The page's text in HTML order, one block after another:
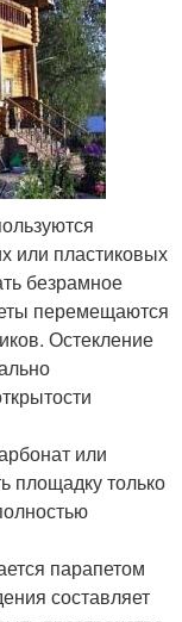
или пластиковых
безрамное
перемещаются
Остекление
или
площадку только
парапетом
составляет